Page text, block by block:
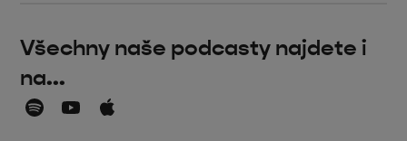
Všechny naše podcasty najdete i
na...